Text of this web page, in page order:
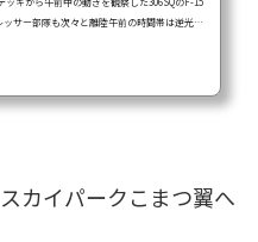
サー部隊も次々と離陸午前の時間帯は逆光で
ともいえる「例のアレ」が登場しそうな雰囲
スカイパークこまつ翼へ